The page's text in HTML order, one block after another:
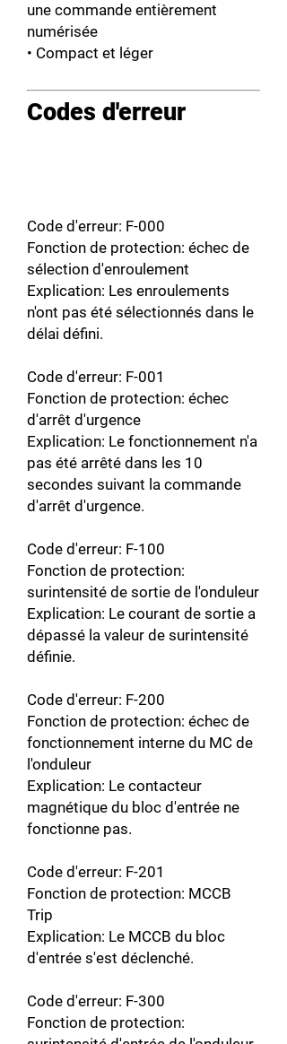
une commande entièrement
numérisée
• Compact et léger
Codes d'erreur
Code d'erreur: F-000
Fonction de protection: échec de
sélection d'enroulement
Explication: Les enroulements
n'ont pas été sélectionnés dans le
délai défini.
Code d'erreur: F-001
Fonction de protection: échec
d'arrêt d'urgence
Explication: Le fonctionnement n'a
pas été arrêté dans les 10
secondes suivant la commande
d'arrêt d'urgence.
Code d'erreur: F-100
Fonction de protection:
surintensité de sortie de l'onduleur
Explication: Le courant de sortie a
dépassé la valeur de surintensité
définie.
Code d'erreur: F-200
Fonction de protection: échec de
fonctionnement interne du MC de
l'onduleur
Explication: Le contacteur
magnétique du bloc d'entrée ne
fonctionne pas.
Code d'erreur: F-201
Fonction de protection: MCCB
Trip
Explication: Le MCCB du bloc
d'entrée s'est déclenché.
Code d'erreur: F-300
Fonction de protection: